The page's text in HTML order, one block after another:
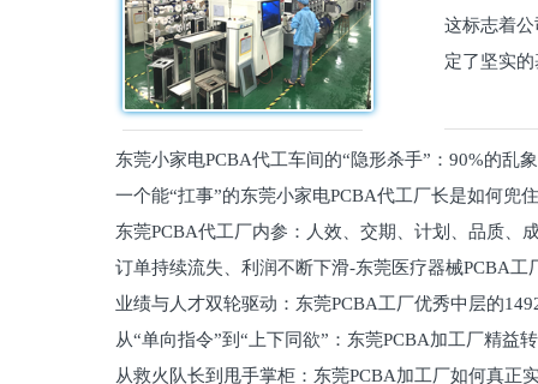
这标志着
定了坚实
东莞小家电PCBA代工车间的“隐形杀手”：90%的乱
员工一个能“扛事”的东莞小家电PCBA代工厂长是如何兜
东莞PCBA代工厂内参：人效、交期、计划、品质
维锁客法则
订单持续流失、利润不断下滑-东莞医疗器械PCBA工
理死穴必须堵住
业绩与人才双轮驱动：东莞PCBA工厂优秀中层的
从“单向指令”到“上下同欲”：东莞PCBA加工厂精益
关键从救火队长到甩手掌柜：东莞PCBA加工厂如何真正